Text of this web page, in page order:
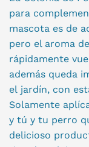
para
mascota es de
pero el aroma
rápidamente
además queda
el jardín, con
Solamente
y tú y tu perro
delicioso